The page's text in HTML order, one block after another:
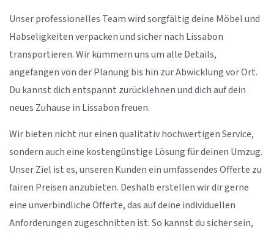
Unser professionelles Team wird sorgfältig deine Möbel und
Habseligkeiten verpacken und sicher nach Lissabon
transportieren. Wir kümmern uns um alle Details,
angefangen von der Planung bis hin zur Abwicklung vor Ort.
Du kannst dich entspannt zurücklehnen und dich auf dein
neues Zuhause in Lissabon freuen.
Wir bieten nicht nur einen qualitativ hochwertigen Service,
sondern auch eine kostengünstige Lösung für deinen Umzug.
Unser Ziel ist es, unseren Kunden ein umfassendes Offerte zu
fairen Preisen anzubieten. Deshalb erstellen wir dir gerne
eine unverbindliche Offerte, das auf deine individuellen
Anforderungen zugeschnitten ist. So kannst du sicher sein,